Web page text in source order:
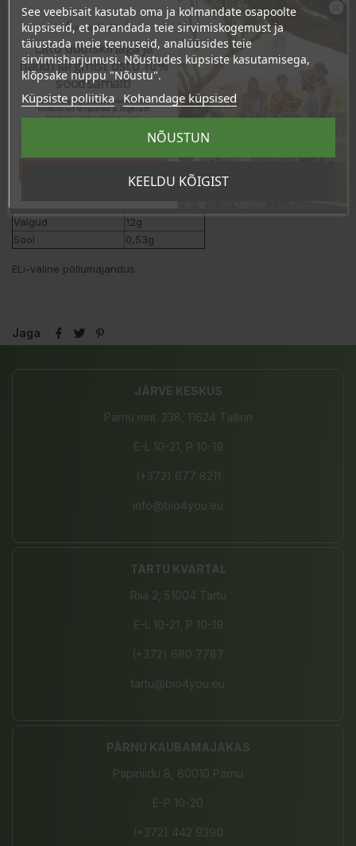
TOOTE ÜKSIKASJAD
KLIENDI KOMMENTAARID
Toitumisalane teave 100g kohta
Energiasisaldus
1448kJ/342kcal
24g
Valgud
12g
Sool
0,53g
ELi-väline põllumajandus.
Jaga
JÄRVE KESKUS
Pärnu mnt. 238, 11624 Tallinn
E-L 10-21, P 10-19
(+372) 677 8211
info@bio4you.eu
TARTU KVARTAL
Riia 2, 51004 Tartu
E-L 10-21, P 10-19
(+372) 680 7787
tartu@bio4you.eu
PÄRNU KAUBAMAJAKAS
Papiniidu 8, 80010 Pärnu
E-P 10-20
(+372) 442 9390
See veebisait kasutab oma ja kolmandate osapoolte
küpsiseid, et parandada teie sirvimiskogemust ja
täiustada meie teenuseid, analüüsides teie
sirvimisharjumusi. Nõustudes küpsiste kasutamisega,
klõpsake nuppu "Nõustu".
Küpsiste poliitika Kohandage küpsised
KEELDU KÕIGIST
NÕUSTUN
Ära veel lahku!
Liitu uudiskirjaga ja
naudi järgmist ostu 10%
soodsamalt!
Sind ootavad spetsiaalsed allahindlused,
eksklusiivsed kampaaniad ja kingitused!
Registreeru e-maili aadressiga ja saad